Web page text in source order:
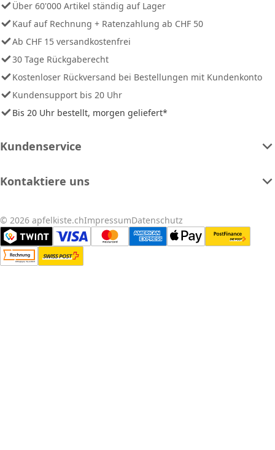
Über 60'000 Artikel ständig auf Lager
Kauf auf Rechnung + Ratenzahlung ab CHF 50
Ab CHF 15 versandkostenfrei
30 Tage Rückgaberecht
Kostenloser Rückversand bei Bestellungen mit Kundenkonto
Kundensupport bis 20 Uhr
Bis 20 Uhr bestellt, morgen geliefert*
Kundenservice
Kontaktiere uns
© 2026 apfelkiste.chImpressumDatenschutz